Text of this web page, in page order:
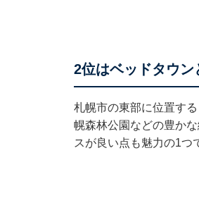
2位はベッドタウン
札幌市の東部に位置す
幌森林公園などの豊か
スが良い点も魅力の1つ